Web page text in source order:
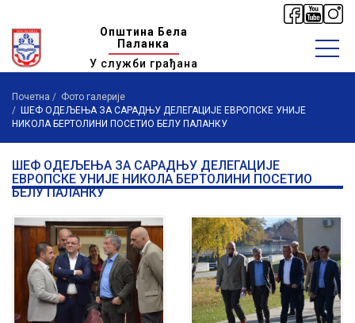
Општина Бела
Паланка
У служби грађана
Почетна
Фото галерије
ШЕФ ОДЕЉЕЊА ЗА САРАДЊУ ДЕЛЕГАЦИЈЕ ЕВРОПСКЕ УНИЈЕ
НИКОЛА БЕРТОЛИНИ ПОСЕТИО БЕЛУ ПАЛАНКУ
ШЕФ ОДЕЉЕЊА ЗА САРАДЊУ ДЕЛЕГАЦИЈЕ
ЕВРОПСКЕ УНИЈЕ НИКОЛА БЕРТОЛИНИ ПОСЕТИО
БЕЛУ ПАЛАНКУ